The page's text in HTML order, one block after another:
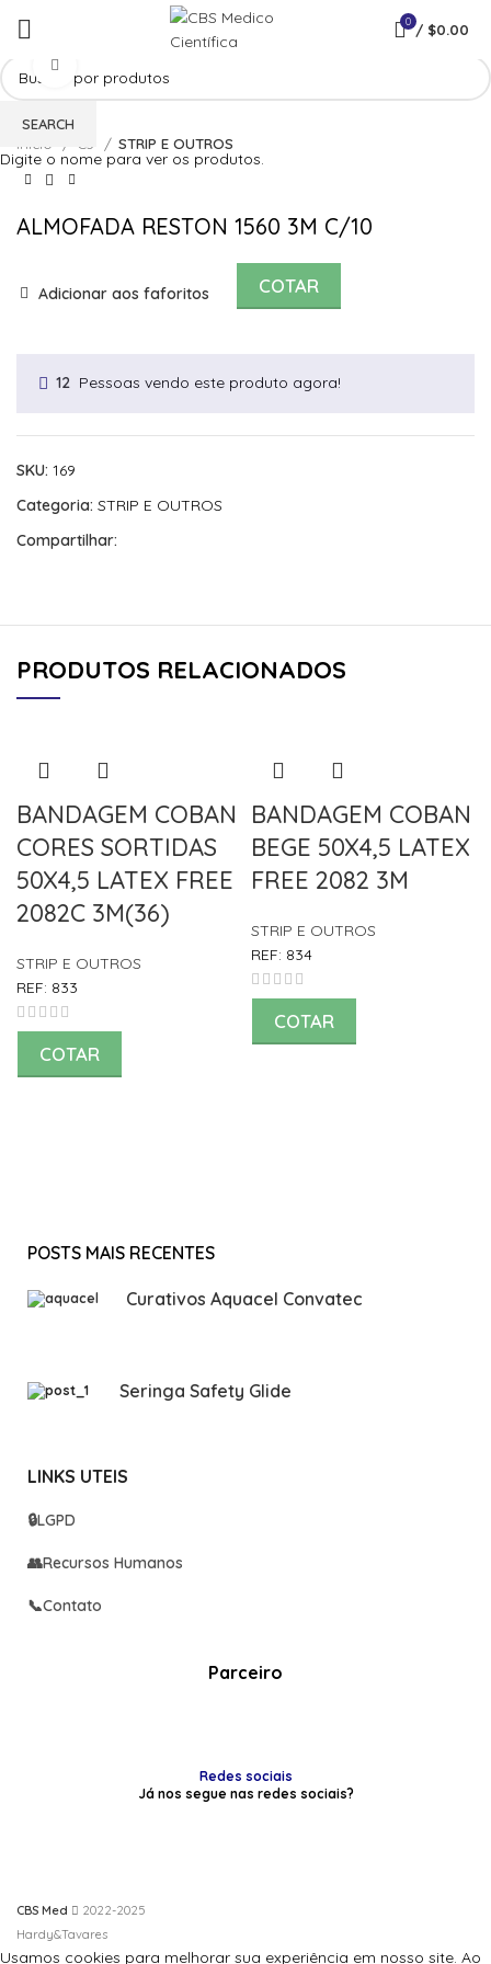
0 / $0.00
Início C3 STRIP E OUTROS
ALMOFADA RESTON 1560 3M C/10
Adicionar aos faforitos COTAR
12 Pessoas vendo este produto agora!
SKU: 169
Categoria: STRIP E OUTROS
Compartilhar:
PRODUTOS RELACIONADOS
BANDAGEM COBAN
CORES SORTIDAS
50X4,5 LATEX FREE
2082C 3M(36)
STRIP E OUTROS
REF: 833
COTAR
BANDAGEM COBAN
BEGE 50X4,5 LATEX
FREE 2082 3M
STRIP E OUTROS
REF: 834
COTAR
POSTS MAIS RECENTES
Curativos Aquacel Convatec
Seringa Safety Glide
LINKS UTEIS
🔒LGPD
👥Recursos Humanos
📞Contato
Parceiro
Redes sociais
Já nos segue nas redes sociais?
CBS Med
2022-2025
Hardy&Tavares
Usamos cookies para melhorar sua experiência em nosso site. Ao
SEARCH
Digite o nome para ver os produtos.